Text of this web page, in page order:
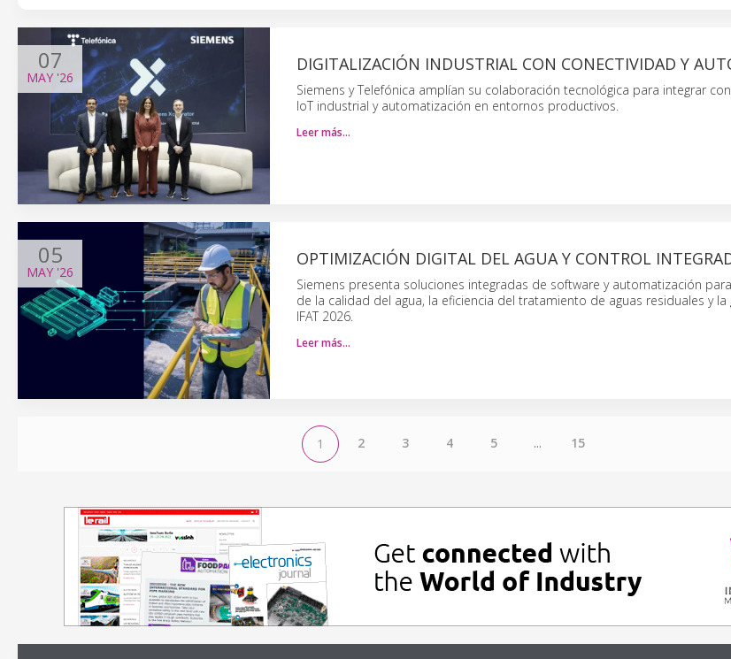
07
MAY '26
DIGITALIZACIÓN INDUSTRIAL CON CONECTIVIDAD Y
Siemens y Telefónica amplían su colaboración tecnológica para integrar
IoT industrial y automatización en entornos productivos.
Leer más…
05
MAY '26
OPTIMIZACIÓN DIGITAL DEL AGUA Y CONTROL
Siemens presenta soluciones integradas de software y automatización
de la calidad del agua, la eficiencia del tratamiento de aguas residuales y
IFAT 2026.
Leer más…
1 2 3 4 5 ... 15